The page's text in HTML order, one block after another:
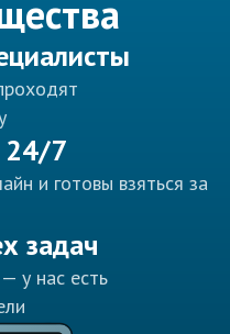
24/7
и готовы взяться за
задач
у нас есть